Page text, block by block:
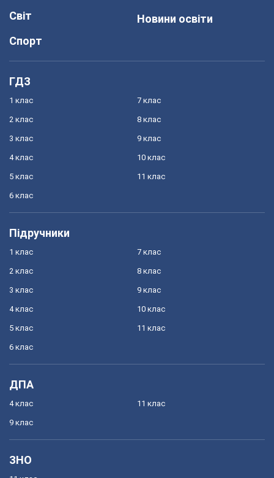
Світ
Спорт
Новини освіти
ГДЗ
1 клас
2 клас
3 клас
4 клас
5 клас
6 клас
7 клас
8 клас
9 клас
10 клас
11 клас
Підручники
1 клас
2 клас
3 клас
4 клас
5 клас
6 клас
7 клас
8 клас
9 клас
10 клас
11 клас
ДПА
4 клас
9 клас
11 клас
ЗНО